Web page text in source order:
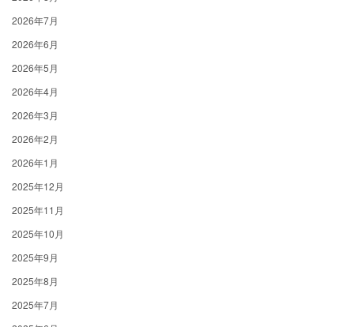
2026年7月
2026年6月
2026年5月
2026年4月
2026年3月
2026年2月
2026年1月
2025年12月
2025年11月
2025年10月
2025年9月
2025年8月
2025年7月